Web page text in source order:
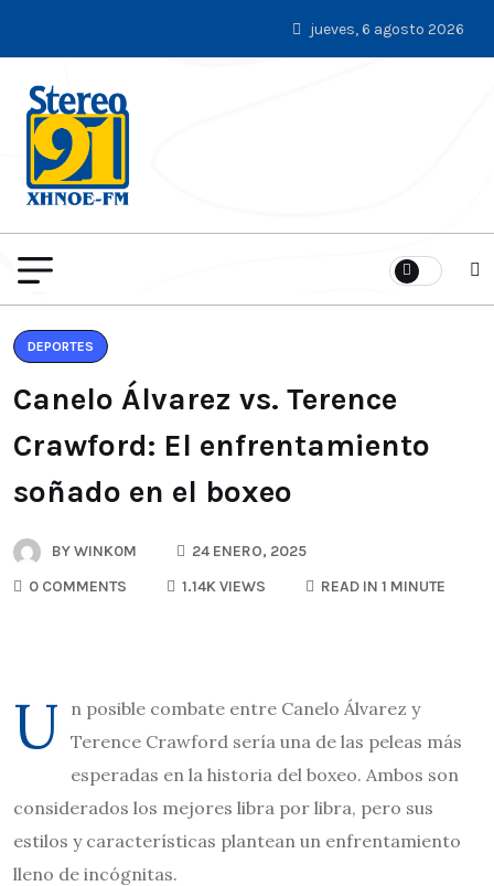
jueves, 6 agosto 2026
DEPORTES
Canelo Álvarez vs. Terence
Crawford: El enfrentamiento
soñado en el boxeo
BYWINK0M
24 ENERO, 2025
0 COMMENTS
1.14K VIEWS READ IN 1 MINUTE
U
n posible combate entre Canelo Álvarez y
Terence Crawford sería una de las peleas más
esperadas en la historia del boxeo. Ambos son
considerados los mejores libra por libra, pero sus
estilos y características plantean un enfrentamiento
lleno de incógnitas.